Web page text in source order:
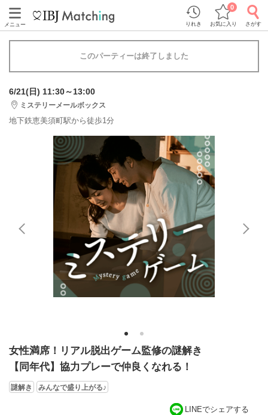
メニュー りれき お気に入り
0
さがす
このパーティーは終了しました
6/21(日) 11:30～13:00
ミステリーメールボックス
地下鉄恵美須町駅から徒歩1分
1 2
女性満席！リアル脱出ゲーム監修の謎解き
【同年代】協力プレーで仲良くなれる！
謎解き みんなで盛り上がる♪
LINEでシェアする